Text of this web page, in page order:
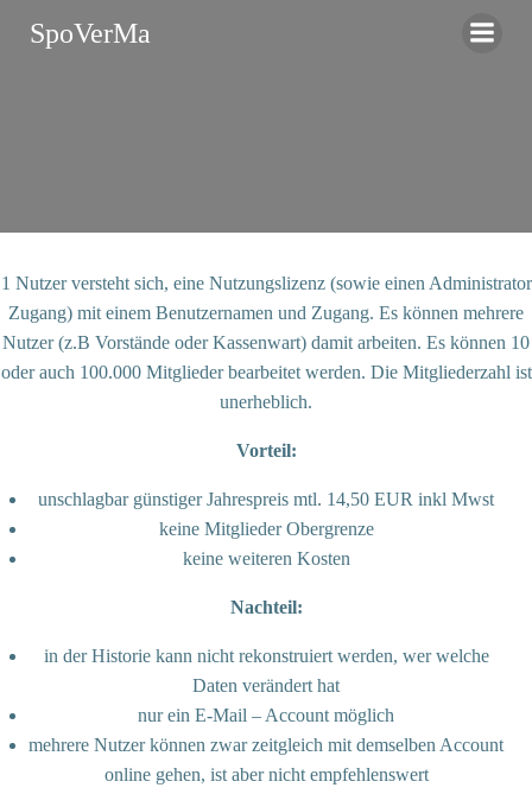
SpoVerMa
1 Nutzer versteht sich, eine Nutzungslizenz (sowie einen Administrator
Zugang) mit einem Benutzernamen und Zugang. Es können mehrere
Nutzer (z.B Vorstände oder Kassenwart) damit arbeiten. Es können 10
oder auch 100.000 Mitglieder bearbeitet werden. Die Mitgliederzahl ist
unerheblich.
Vorteil:
unschlagbar günstiger Jahrespreis mtl. 14,50 EUR inkl Mwst
keine Mitglieder Obergrenze
keine weiteren Kosten
Nachteil:
in der Historie kann nicht rekonstruiert werden, wer welche
Daten verändert hat
nur ein E-Mail – Account möglich
mehrere Nutzer können zwar zeitgleich mit demselben Account
online gehen, ist aber nicht empfehlenswert